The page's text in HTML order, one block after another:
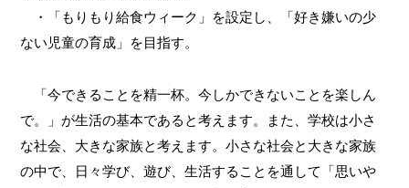
・「もりもり給食ウィーク」を設定し、「好き嫌いの少
ない児童の育成」を目指す。
「今できることを精一杯。今しかできないことを楽しん
で。」が生活の基本であると考えます。また、学校は小さ
な社会、大きな家族と考えます。小さな社会と大きな家族
の中で、日々学び、遊び、生活することを通して「思いや